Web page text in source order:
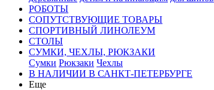
РОБОТЫ
СОПУТСТВУЮЩИЕ ТОВАРЫ
СПОРТИВНЫЙ ЛИНОЛЕУМ
СТОЛЫ
СУМКИ, ЧЕХЛЫ, РЮКЗАКИ
Сумки Рюкзаки Чехлы
В НАЛИЧИИ В САНКТ-ПЕТЕРБУРГЕ
Еще